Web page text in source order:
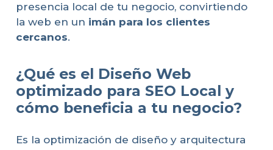
presencia local de tu negocio, convirtiendo
la web en un imán para los clientes
cercanos.
¿Qué es el Diseño Web
optimizado para SEO Local y
cómo beneficia a tu negocio?
Es la optimización de diseño y arquitectura